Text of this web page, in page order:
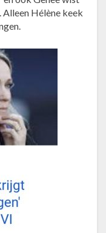
Alleen Hélène keek